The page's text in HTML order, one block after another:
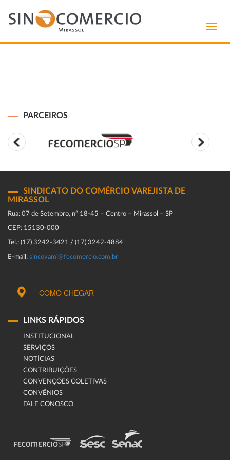
PARCEIROS
SINDICATO DO COMÉRCIO VAREJISTA DE
MIRASSOL
Rua: 07 de Setembro, n° 18-45 – Centro – Mirassol – SP
CEP: 15130-000
Tel.: (17) 3242-3421 / (17) 3242-4884
E-mail: sincovami@fecomercio.com.br
COMO CHEGAR
LINKS RÁPIDOS
INSTITUCIONAL
SERVIÇOS
NOTÍCIAS
CONTRIBUIÇÕES
CONVENÇÕES COLETIVAS
CONVÊNIOS
FALE CONOSCO